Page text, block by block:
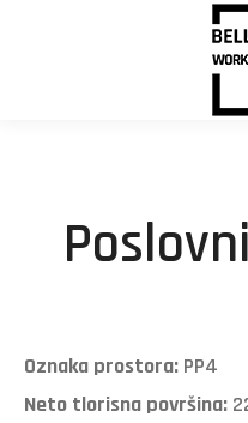
Oznaka prostora: PP4
Neto tlorisna površina: